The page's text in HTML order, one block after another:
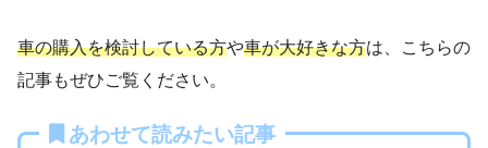
車の購入を検討している方や車が大好きな方は、こちらの
記事もぜひご覧ください。
あわせて読みたい記事